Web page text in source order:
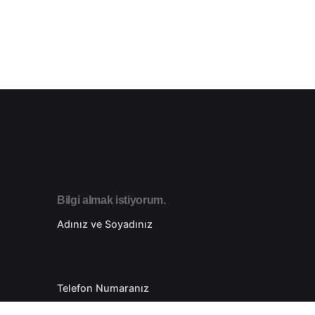
Bilgi almak istiyorum.
Adınız ve Soyadınız
Telefon Numaranız